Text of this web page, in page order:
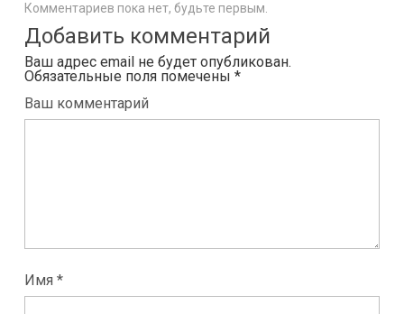
Комментариев пока нет, будьте первым.
Добавить комментарий
Ваш адрес email не будет опубликован.
Обязательные поля помечены *
Ваш комментарий
Имя *